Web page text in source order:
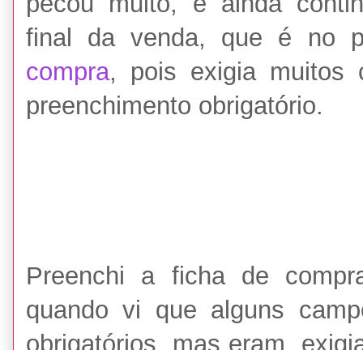
final da venda, que é no
compra, pois exigia muitos
preenchimento obrigatório.
Preenchi a ficha de
quando vi que alguns
obrigatórios, mas eram,